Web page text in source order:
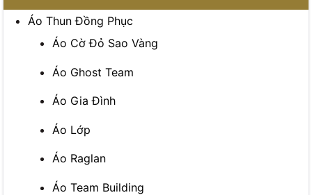
Áo Thun Đồng Phục
Áo Cờ Đỏ Sao Vàng
Áo Ghost Team
Áo Gia Đình
Áo Lớp
Áo Raglan
Áo Team Building